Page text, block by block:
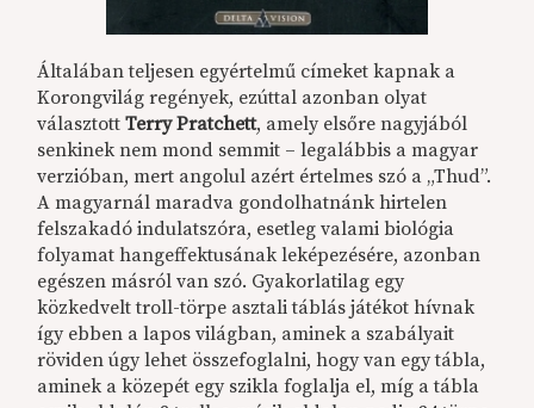
Általában teljesen egyértelmű címeket kapnak a
Korongvilág regények, ezúttal azonban olyat
választottTerry Pratchett, amely elsőre nagyjából
senkinek nem mond semmit – legalábbis a magyar
verzióban, mert angolul azért értelmes szó a „Thud”.
A magyarnál maradva gondolhatnánk hirtelen
felszakadó indulatszóra, esetleg valami biológia
folyamat hangeffektusának leképezésére, azonban
egészen másról van szó. Gyakorlatilag egy
közkedvelt troll-törpe asztali táblás játékot hívnak
így ebben a lapos világban, aminek a szabályait
röviden úgy lehet összefoglalni, hogy van egy tábla,
aminek a közepét egy szikla foglalja el, míg a tábla